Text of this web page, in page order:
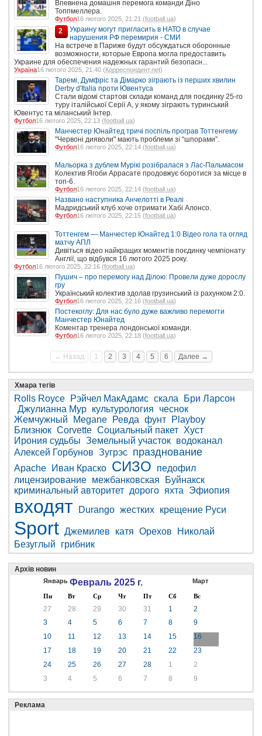
Впевнена домашня перемога команди Діно
Топпмеллера.
Футбол16 лютого 2025, 21:21 (football.ua)
2
Украину могут пригласить в НАТО в случае
нарушения РФ перемирия - СМИ
На встрече в Париже будут обсуждаться оборонные
возможности, которые Европа могла предоставить
Украине для обеспечения надежных гарантий безопасн...
Україна16 лютого 2025, 21:40 (Корреспондент.net)
Таремі, Думфріс та Дімарко зіграють із перших хвилин
Derby d'Italia проти Ювентуса
Стали відомі стартові склади команд для поєдинку 25-го
туру італійської Серії А, у якому зіграють туринський
Ювентус та міланський Інтер.
Футбол16 лютого 2025, 22:13 (football.ua)
Манчестер Юнайтед тричі поспіль програв Тоттенгему
"Червоні дияволи" мають проблеми зі “шпорами”.
Футбол16 лютого 2025, 22:14 (football.ua)
Мальорка з дублем Мурікі розібралася з Лас-Пальмасом
Колектив Ягоби Аррасате продовжує боротися за місце в
топ-6.
Футбол16 лютого 2025, 22:14 (football.ua)
Названо наступника Анчелотті в Реалі
Мадридський клуб хоче отримати Хабі Алонсо.
Футбол16 лютого 2025, 22:15 (football.ua)
Тоттенгем — Манчестер Юнайтед 1:0 Відео гола та огляд
матчу АПЛ
Дивіться відео найкращих моментів поєдинку чемпіонату
Англії, що відбувся 16 лютого 2025 року.
Футбол16 лютого 2025, 22:16 (football.ua)
Пушич – про перемогу над Ділою: Провели дуже дорослу
гру
Український колектив здолав грузинський із рахунком 2:0.
Футбол16 лютого 2025, 22:16 (football.ua)
Постекоглу: Для нас було дуже важливо перемогти
Манчестер Юнайтед
Коментар тренера лондонської команди.
Футбол16 лютого 2025, 22:18 (football.ua)
← Назад 1 2 3 4 5 6 Далее →
Хмара тегів
Rolls Royce Рэйчел МакАдамс скала
Бри Ларсон
Джулианна Мур культурология
чеснок
Жемчужный
Megane Ревда фунт
Playboy
Близнюк Corvette Социальный пакет Хуст
Ирония судьбы Земельный участок водоканал
Алексей Горбунов Зугрэс празднование
Apache Иван Краско СИЗО
педофил
лицензирование межбанковская
Буйнакск
криминальный авторитет дорого яхта Эфиопия
входят Durango жестких крещение Руси
Sport Джемилев катя Орехов
Николай
Безуглый
грибник
Архів новин
Январь Февраль 2025 г. Март
Пн Вт Ср Чт Пт Сб Вс
27 28 29 30 31 1
2
3
4 5 6 7 8
9
10
11 12 13 14 15
16
17
18 19 20 21 22
23
24
25 26 27 28 1
2
3
4 5 6 7 8 9
Реклама